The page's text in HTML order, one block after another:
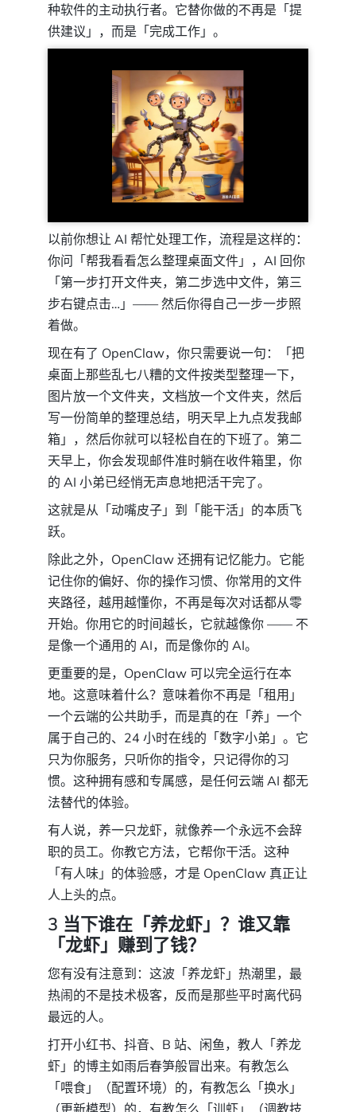
种软件的主动执行者。它替你做的不再是「提
供建议」，而是「完成工作」。
以前你想让 AI 帮忙处理工作，流程是这样的：
你问「帮我看看怎么整理桌面文件」，AI 回你
「第一步打开文件夹，第二步选中文件，第三
步右键点击…」—— 然后你得自己一步一步照
着做。
现在有了 OpenClaw，你只需要说一句：「把
桌面上那些乱七八糟的文件按类型整理一下，
图片放一个文件夹，文档放一个文件夹，然后
写一份简单的整理总结，明天早上九点发我邮
箱」，然后你就可以轻松自在的下班了。第二
天早上，你会发现邮件准时躺在收件箱里，你
的 AI 小弟已经悄无声息地把活干完了。
这就是从「动嘴皮子」到「能干活」的本质飞
跃。
除此之外，OpenClaw 还拥有记忆能力。它能
记住你的偏好、你的操作习惯、你常用的文件
夹路径，越用越懂你，不再是每次对话都从零
开始。你用它的时间越长，它就越像你 —— 不
是像一个通用的 AI，而是像你的 AI。
更重要的是，OpenClaw 可以完全运行在本
地。这意味着什么？意味着你不再是「租用」
一个云端的公共助手，而是真的在「养」一个
属于自己的、24 小时在线的「数字小弟」。它
只为你服务，只听你的指令，只记得你的习
惯。这种拥有感和专属感，是任何云端 AI 都无
法替代的体验。
有人说，养一只龙虾，就像养一个永远不会辞
职的员工。你教它方法，它帮你干活。这种
「有人味」的体验感，才是 OpenClaw 真正让
人上头的点。
3 当下谁在「养龙虾」？谁又靠
「龙虾」赚到了钱？
您有没有注意到：这波「养龙虾」热潮里，最
热闹的不是技术极客，反而是那些平时离代码
最远的人。
打开小红书、抖音、B 站、闲鱼，教人「养龙
虾」的博主如雨后春笋般冒出来。有教怎么
「喂食」（配置环境）的，有教怎么「换水」
（更新模型）的，有教怎么「训虾」（调教技